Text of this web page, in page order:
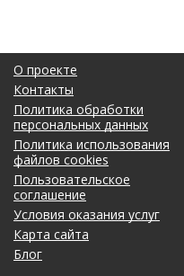
О проекте
Контакты
Политика обработки
персональных данных
Политика использования
файлов cookies
Пользовательское
соглашение
Условия оказания услуг
Карта сайта
Блог